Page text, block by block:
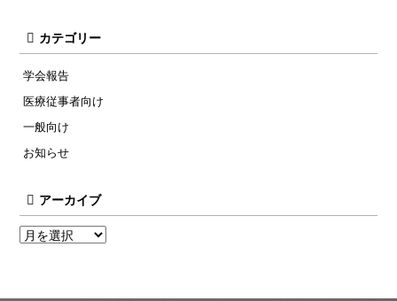
カテゴリー
学会報告
医療従事者向け
一般向け
お知らせ
アーカイブ